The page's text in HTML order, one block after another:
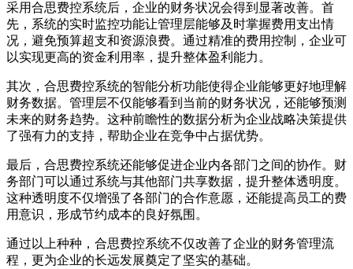
采用合思费控系统后，企业的财务状况会得到显著改善。首
先，系统的实时监控功能让管理层能够及时掌握费用支出情
况，避免预算超支和资源浪费。通过精准的费用控制，企业可
以实现更高的资金利用率，提升整体盈利能力。
其次，合思费控系统的智能分析功能使得企业能够更好地理解
财务数据。管理层不仅能够看到当前的财务状况，还能够预测
未来的财务趋势。这种前瞻性的数据分析为企业战略决策提供
了强有力的支持，帮助企业在竞争中占据优势。
最后，合思费控系统还能够促进企业内各部门之间的协作。财
务部门可以通过系统与其他部门共享数据，提升整体透明度。
这种透明度不仅增强了各部门的合作意愿，还能提高员工的费
用意识，形成节约成本的良好氛围。
通过以上种种，合思费控系统不仅改善了企业的财务管理流
程，更为企业的长远发展奠定了坚实的基础。